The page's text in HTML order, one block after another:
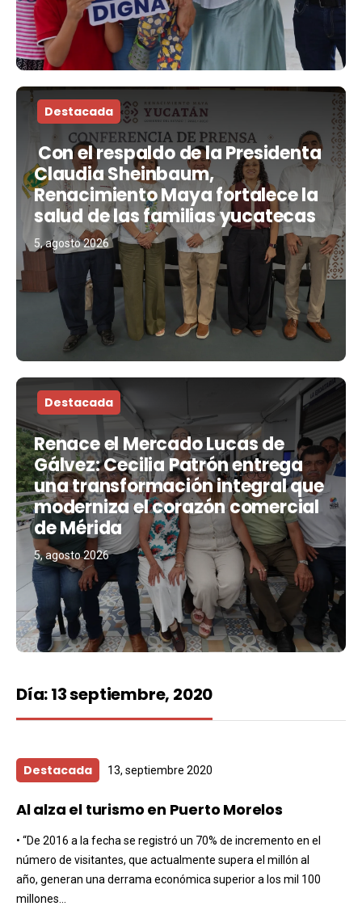
Destacada
Con el respaldo de la Presidenta
Claudia Sheinbaum,
Renacimiento Maya fortalece la
salud de las familias yucatecas
5, agosto 2026
Destacada
Renace el Mercado Lucas de
Gálvez: Cecilia Patrón entrega
una transformación integral que
moderniza el corazón comercial
de Mérida
5, agosto 2026
Día:13 septiembre, 2020
Destacada 13, septiembre 2020
Al alza el turismo en Puerto Morelos
• “De 2016 a la fecha se registró un 70% de incremento en el
número de visitantes, que actualmente supera el millón al
año, generan una derrama económica superior a los mil 100
millones...